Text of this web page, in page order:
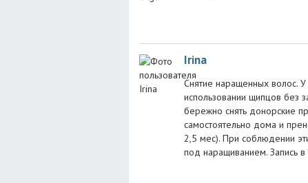
Irina
Снятие наращенных волос.
использовании щипцов без
бережно снять донорские
самостоятельно дома и
2,5 мес). При соблюдении
под наращиванием. Запись в